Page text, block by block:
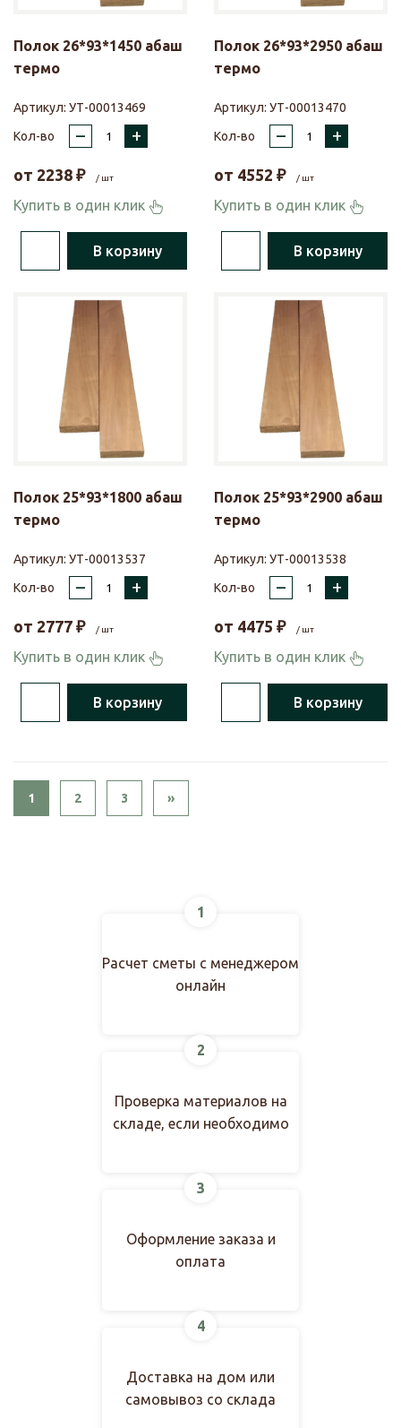
Полок 26*93*1450 абаш
термо
Артикул: УТ-00013469
Кол-во
– +
от 2238 ₽ / шт
Купить в один клик
В корзину
Полок 26*93*2950 абаш
термо
Артикул: УТ-00013470
Кол-во
– +
от 4552 ₽ / шт
Купить в один клик
В корзину
Полок 25*93*1800 абаш
термо
Артикул: УТ-00013537
Кол-во
– +
от 2777 ₽ / шт
Купить в один клик
В корзину
Полок 25*93*2900 абаш
термо
Артикул: УТ-00013538
Кол-во
– +
от 4475 ₽ / шт
Купить в один клик
В корзину
1 2 3 »Next
1
Расчет сметы с менеджером
онлайн
2
Проверка материалов на
складе, если необходимо
3
Оформление заказа и
оплата
4
Доставка на дом или
самовывоз со склада